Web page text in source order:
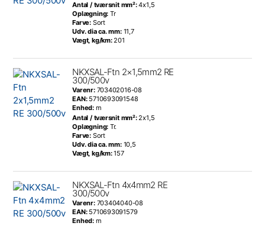
Antal / tværsnit mm²:4x1,5
Oplægning: Tr
Farve: Sort
Udv. dia ca. mm: 11,7
Vægt, kg/km:201
NKXSAL-Ftn 2×1,5mm2 RE
300/500v
Varenr: 703402016-08
EAN: 5710693091548
Enhed: m
Antal / tværsnit mm²:2x1,5
Oplægning: Tr.
Farve: Sort
Udv. dia ca. mm: 10,5
Vægt, kg/km:157
NKXSAL-Ftn 4x4mm2 RE
300/500v
Varenr: 703404040-08
EAN: 5710693091579
Enhed: m